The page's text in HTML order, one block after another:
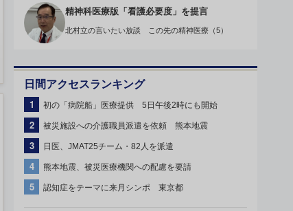
精神科医療版「看護必要度」を提言
北村立の言いたい放談 この先の精神医療（5）
日間アクセスランキング
1 初の「病院船」医療提供 5日午後2時にも開始
2 被災施設への介護職員派遣を依頼 熊本地震
3 日医、JMAT25チーム・82人を派遣
4 熊本地震、被災医療機関への配慮を要請
5 認知症をテーマに来月シンポ 東京都